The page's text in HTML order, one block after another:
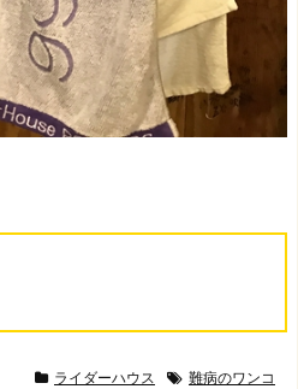
ライダーハウス 難病のワンコ